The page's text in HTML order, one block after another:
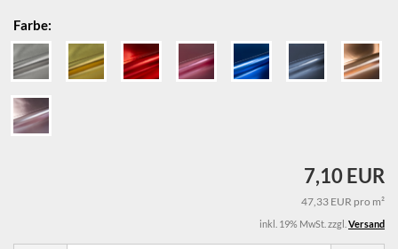
Farbe:
7,10 EUR
47,33 EUR pro m²
inkl. 19% MwSt. zzgl. Versand